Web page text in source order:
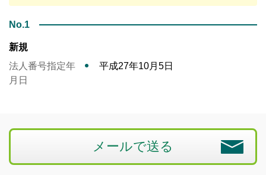
No.1
新規
法人番号指定年
月日
平成27年10月5日
メールで送る